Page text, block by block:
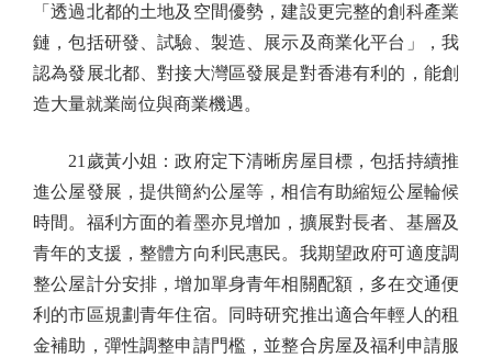
「透過北都的土地及空間優勢，建設更完整的創科產業
鏈，包括研發、試驗、製造、展示及商業化平台」，我
認為發展北都、對接大灣區發展是對香港有利的，能創
造大量就業崗位與商業機遇。
21歲黃小姐：政府定下清晰房屋目標，包括持續推
進公屋發展，提供簡約公屋等，相信有助縮短公屋輪候
時間。福利方面的着墨亦見增加，擴展對長者、基層及
青年的支援，整體方向利民惠民。我期望政府可適度調
整公屋計分安排，增加單身青年相關配額，多在交通便
利的市區規劃青年住宿。同時研究推出適合年輕人的租
金補助，彈性調整申請門檻，並整合房屋及福利申請服